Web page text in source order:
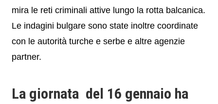
mira le reti criminali attive lungo la rotta balcanica.
Le indagini bulgare sono state inoltre coordinate
con le autorità turche e serbe e altre agenzie
partner.
La giornata del 16 gennaio ha